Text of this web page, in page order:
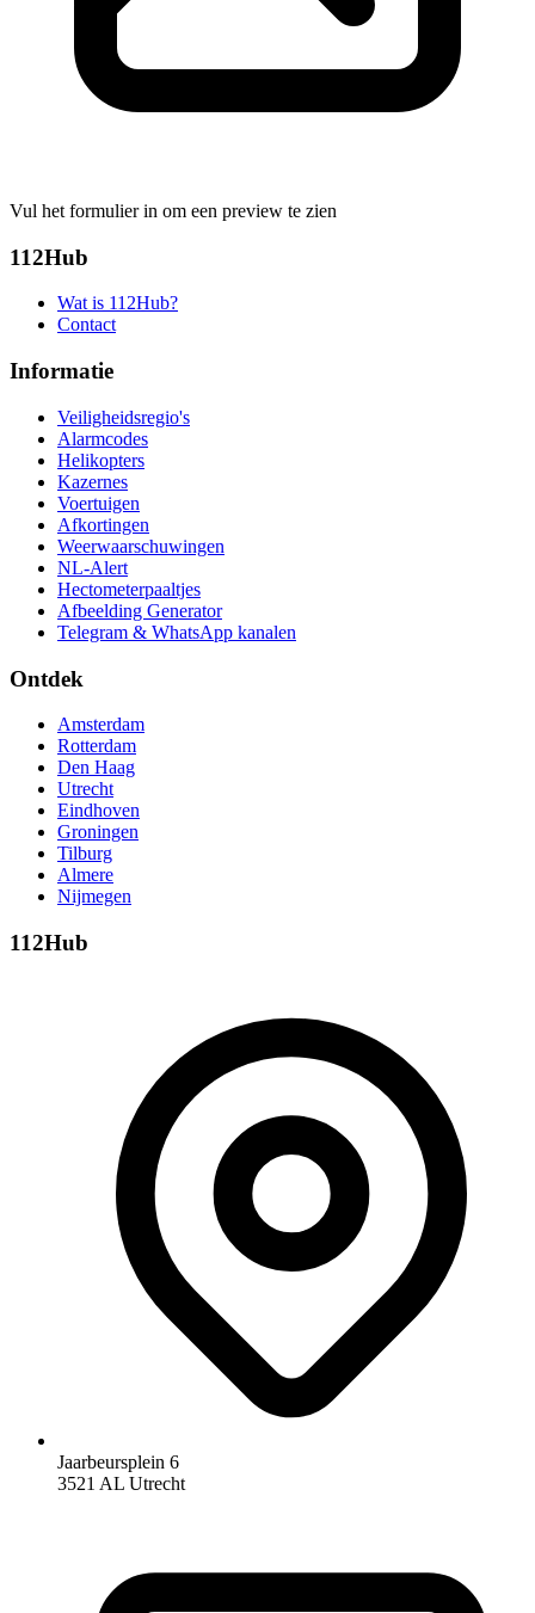
Vul het formulier in om een preview te zien
112Hub
Wat is 112Hub?
Contact
Informatie
Veiligheidsregio's
Alarmcodes
Helikopters
Kazernes
Voertuigen
Afkortingen
Weerwaarschuwingen
NL-Alert
Hectometerpaaltjes
Afbeelding Generator
Telegram & WhatsApp kanalen
Ontdek
Amsterdam
Rotterdam
Den Haag
Utrecht
Eindhoven
Groningen
Tilburg
Almere
Nijmegen
112Hub
Jaarbeursplein 6
3521 AL Utrecht